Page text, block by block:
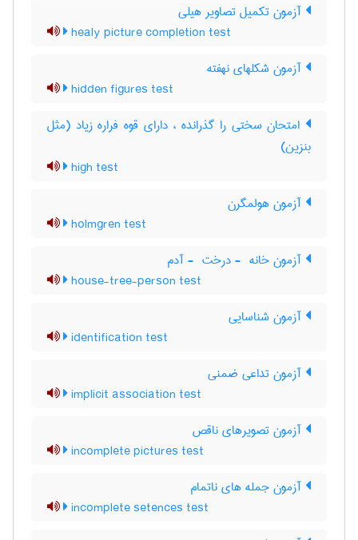
آزمون تکمیل تصاویر هیلی
healy picture completion test
آزمون شکلهای نهفته
hidden figures test
امتحان سختی را گذرانده ، دارای قوه فراره زیاد (مثل
بنزین)
high test
آزمون هولمگرن
holmgren test
آزمون خانه ‎ - درخت ‎ - آدم
house-tree-person test
آزمون شناسایی
identification test
آزمون تداعی ضمنی
implicit association test
آزمون تصویرهای ناقص
incomplete pictures test
آزمون جمله های ناتمام
incomplete setences test